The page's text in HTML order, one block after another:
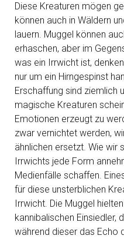
Diese Kreaturen mögen
können auch in Wäldern
lauern. Muggel können
erhaschen, aber im
was ein Irrwicht ist,
nur um ein Hirngespinst
Erschaffung sind ziemlich
magische Kreaturen
Emotionen erzeugt zu
zwar vernichtet werden,
ähnlichen ersetzt. Wie wir
Irrwichts jede Form
Medienfälle schaffen.
für diese unsterblichen
Irrwicht. Die Muggel
kannibalischen Einsiedler,
während dieser das Echo